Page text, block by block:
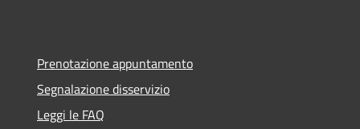
Prenotazione appuntamento
Segnalazione disservizio
Leggi le FAQ